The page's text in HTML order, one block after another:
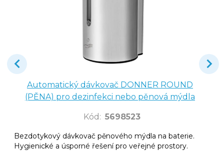
Automatický dávkovač DONNER ROUND
(PĚNA) pro dezinfekci nebo pěnová mýdla
Kód : 5698523
Bezdotykový dávkovač pěnového mýdla na baterie.
Hygienické a úsporné řešení pro veřejné prostory.